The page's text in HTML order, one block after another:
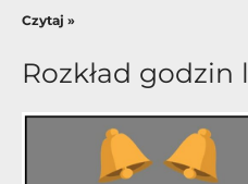
Czytaj »
Rozkład godzin